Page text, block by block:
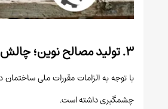
۳. تولید مصالح نوین؛ چالش ورود به بازار بلوک‌های سبک (لیکا و پوکه)
با توجه به الزامات مقررات ملی
چشمگیری داشته است.